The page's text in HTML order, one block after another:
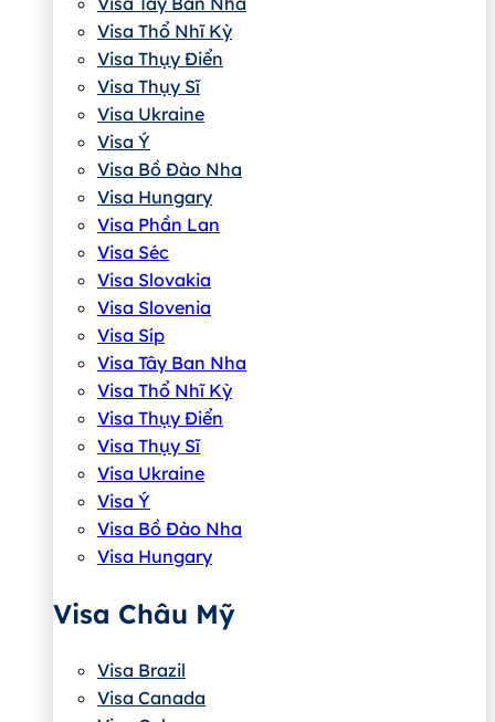
Visa Thổ Nhĩ Kỳ
Visa Thụy Điển
Visa Thụy Sĩ
Visa Ukraine
Visa Ý
Visa Bồ Đào Nha
Visa Hungary
Visa Phần Lan
Visa Séc
Visa Slovakia
Visa Slovenia
Visa Síp
Visa Tây Ban Nha
Visa Thổ Nhĩ Kỳ
Visa Thụy Điển
Visa Thụy Sĩ
Visa Ukraine
Visa Ý
Visa Bồ Đào Nha
Visa Hungary
Visa Châu Mỹ
Visa Brazil
Visa Canada